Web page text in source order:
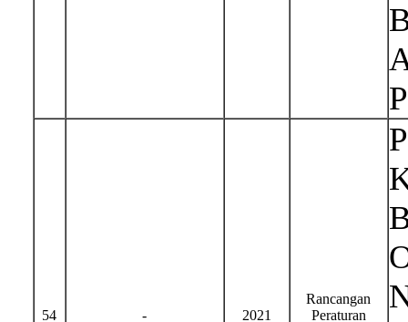
54 - 2021
Rancangan
Peraturan